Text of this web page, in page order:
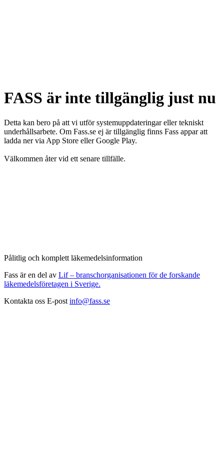
FASS är inte tillgänglig just nu
Detta kan bero på att vi utför systemuppdateringar eller tekniskt
underhållsarbete. Om Fass.se ej är tillgänglig finns Fass appar att
ladda ner via App Store eller Google Play.
Välkommen åter vid ett senare tillfälle.
Pålitlig och komplett läkemedelsinformation
Fass är en del av Lif – branschorganisationen för de forskande
läkemedelsföretagen i Sverige.
Kontakta oss E-post info@fass.se